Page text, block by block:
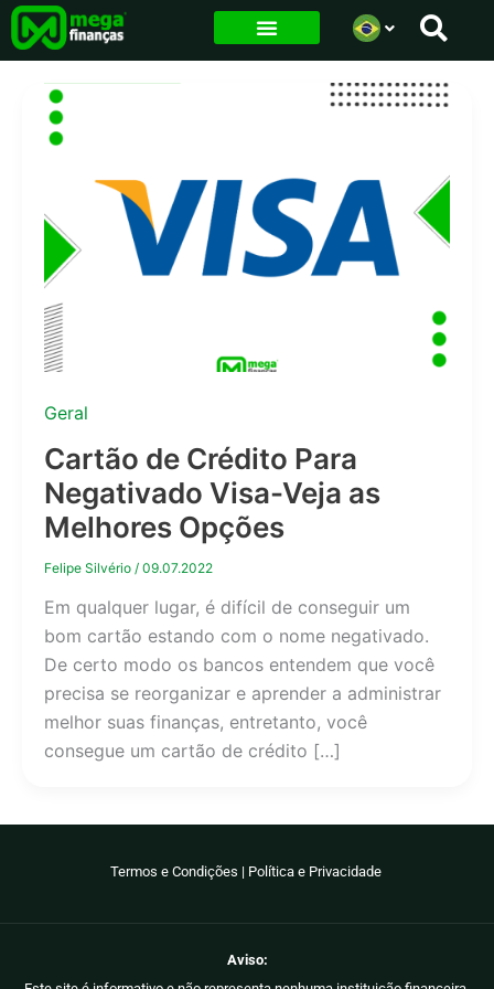
para
conteúdo
Geral
Cartão de Crédito Para
Negativado Visa-Veja as
Melhores Opções
Felipe Silvério / 09.07.2022
Em qualquer lugar, é difícil de conseguir um
bom cartão estando com o nome negativado.
De certo modo os bancos entendem que você
precisa se reorganizar e aprender a administrar
melhor suas finanças, entretanto, você
consegue um cartão de crédito […]
Termos e Condições | Política e Privacidade
Aviso: